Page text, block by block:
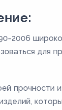
2006 широко
для
прочности